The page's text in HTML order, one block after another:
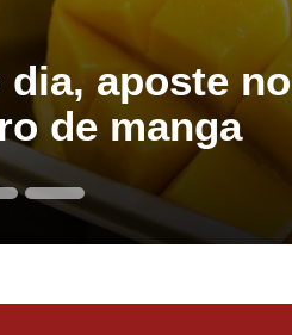
aposte no
de manga